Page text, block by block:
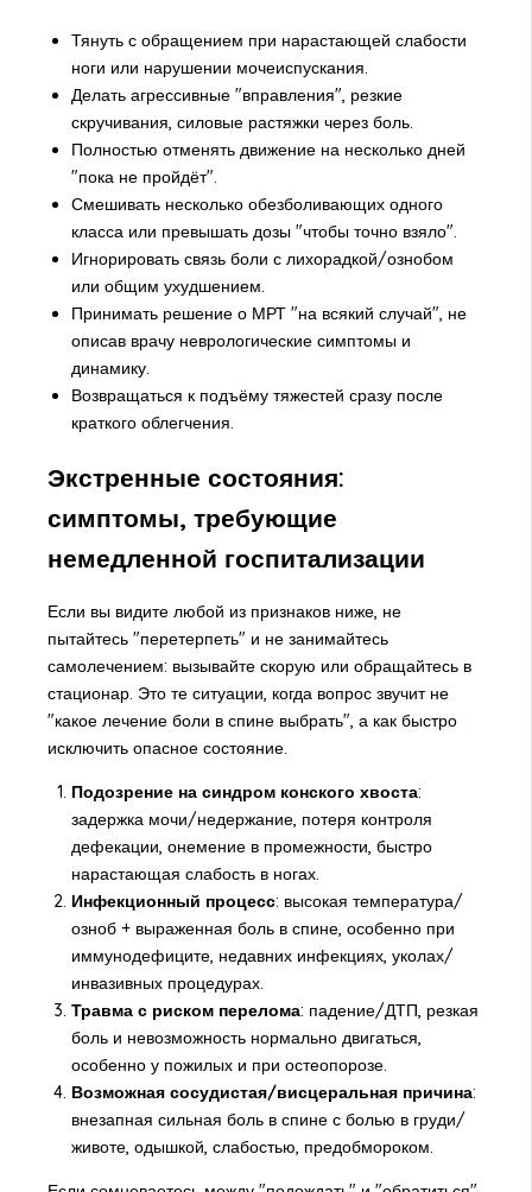
Тянуть с обращением при нарастающей слабости
ноги или нарушении мочеиспускания.
Делать агрессивные "вправления", резкие
скручивания, силовые растяжки через боль.
Полностью отменять движение на несколько дней
"пока не пройдёт".
Смешивать несколько обезболивающих одного
класса или превышать дозы "чтобы точно взяло".
Игнорировать связь боли с лихорадкой/ознобом
или общим ухудшением.
Принимать решение о МРТ "на всякий случай", не
описав врачу неврологические симптомы и
динамику.
Возвращаться к подъёму тяжестей сразу после
краткого облегчения.
Экстренные состояния:
симптомы, требующие
немедленной госпитализации
Если вы видите любой из признаков ниже, не
пытайтесь "перетерпеть" и не занимайтесь
самолечением: вызывайте скорую или обращайтесь в
стационар. Это те ситуации, когда вопрос звучит не
"какое лечение боли в спине выбрать", а как быстро
исключить опасное состояние.
Подозрение на синдром конского хвоста:
задержка мочи/недержание, потеря контроля
дефекации, онемение в промежности, быстро
нарастающая слабость в ногах.
Инфекционный процесс: высокая температура/
озноб + выраженная боль в спине, особенно при
иммунодефиците, недавних инфекциях, уколах/
инвазивных процедурах.
Травма с риском перелома: падение/ДТП, резкая
боль и невозможность нормально двигаться,
особенно у пожилых и при остеопорозе.
Возможная сосудистая/висцеральная причина:
внезапная сильная боль в спине с болью в груди/
животе, одышкой, слабостью, предобмороком.